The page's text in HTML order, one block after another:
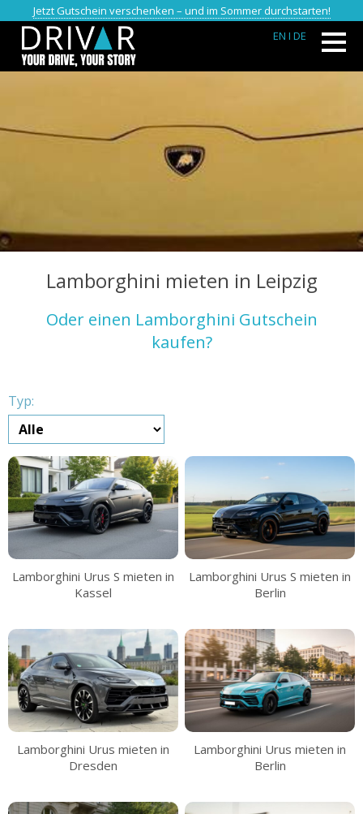
Jetzt Gutschein verschenken – und im Sommer durchstarten!
EN I DE
Lamborghini mieten in Leipzig
Oder einen Lamborghini Gutschein
kaufen?
Typ:
Lamborghini Urus S mieten in
Kassel
Lamborghini Urus S mieten in
Berlin
Lamborghini Urus mieten in
Dresden
Lamborghini Urus mieten in
Berlin